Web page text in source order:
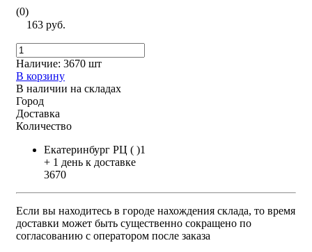
(0)
163 руб.
Наличие: 3670 шт
В корзину
В наличии на складах
Город
Доставка
Количество
Екатеринбург РЦ ( )1
+ 1 день к доставке
3670
Если вы находитесь в городе нахождения склада, то время
доставки может быть существенно сокращено по
согласованию с оператором после заказа